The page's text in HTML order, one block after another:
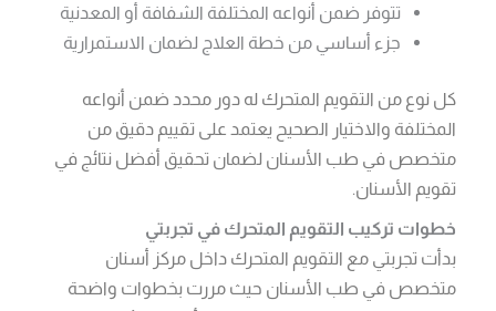
تتوفر ضمن أنواعه المختلفة الشفافة أو المعدنية
جزء أساسي من خطة العلاج لضمان الاستمرارية
كل نوع من التقويم المتحرك له دور محدد ضمن أنواعه
المختلفة والاختيار الصحيح يعتمد على تقييم دقيق من
متخصص في طب الأسنان لضمان تحقيق أفضل نتائج في
تقويم الأسنان.
خطوات تركيب التقويم المتحرك في تجربتي
بدأت تجربتي مع التقويم المتحرك داخل مركز أسنان
متخصص في طب الأسنان حيث مررت بخطوات واضحة